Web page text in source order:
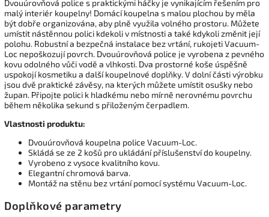
Dvouúrovňová police s praktickými háčky je vynikajícím řešením pro
malý interiér koupelny! Domácí koupelna s malou plochou by měla
být dobře organizována, aby plně využila volného prostoru. Můžete
umístit nástěnnou polici kdekoli v místnosti a také kdykoli změnit její
polohu. Robustní a bezpečná instalace bez vrtání, rukojeti Vacuum-
Loc nepoškozují povrch. Dvouúrovňová police je vyrobena z pevného
kovu odolného vůči vodě a vlhkosti. Dva prostorné koše úspěšně
uspokojí kosmetiku a další koupelnové doplňky. V dolní části výrobku
jsou dvě praktické závěsy, na kterých můžete umístit osušky nebo
župan. Připojte polici k hladkému nebo mírně nerovnému povrchu
během několika sekund s přiloženým čerpadlem.
Vlastnosti produktu:
Dvouúrovňová koupelna police Vacuum-Loc.
Skládá se ze 2 košů pro ukládání příslušenství do koupelny.
Vyrobeno z vysoce kvalitního kovu.
Elegantní chromová barva.
Montáž na stěnu bez vrtání pomocí systému Vacuum-Loc.
Doplňkové parametry